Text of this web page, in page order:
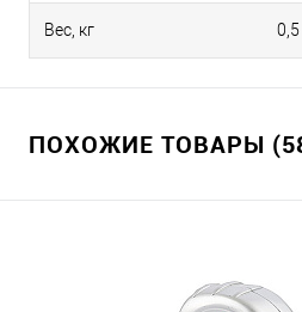
Вес, кг 0,5
ПОХОЖИЕ ТОВАРЫ